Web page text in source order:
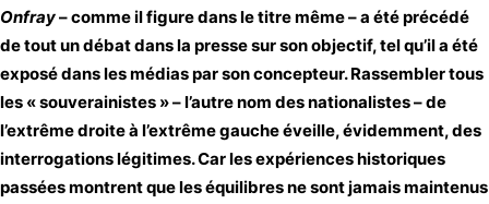
Onfray– comme il figure dans le titre même – a été précédé
de tout un débat dans la presse sur son objectif, tel qu’il a été
exposé dans les médias par son concepteur. Rassembler tous
les « souverainistes » – l’autre nom des nationalistes – de
l’extrême droite à l’extrême gauche éveille, évidemment, des
interrogations légitimes. Car les expériences historiques
passées montrent que les équilibres ne sont jamais maintenus